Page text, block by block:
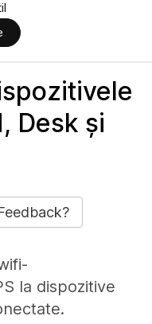
Desk și
la dispozitive